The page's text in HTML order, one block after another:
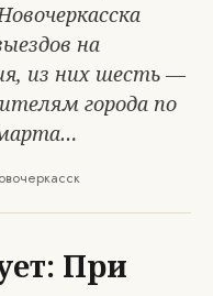
на
из них шесть —
города по
При